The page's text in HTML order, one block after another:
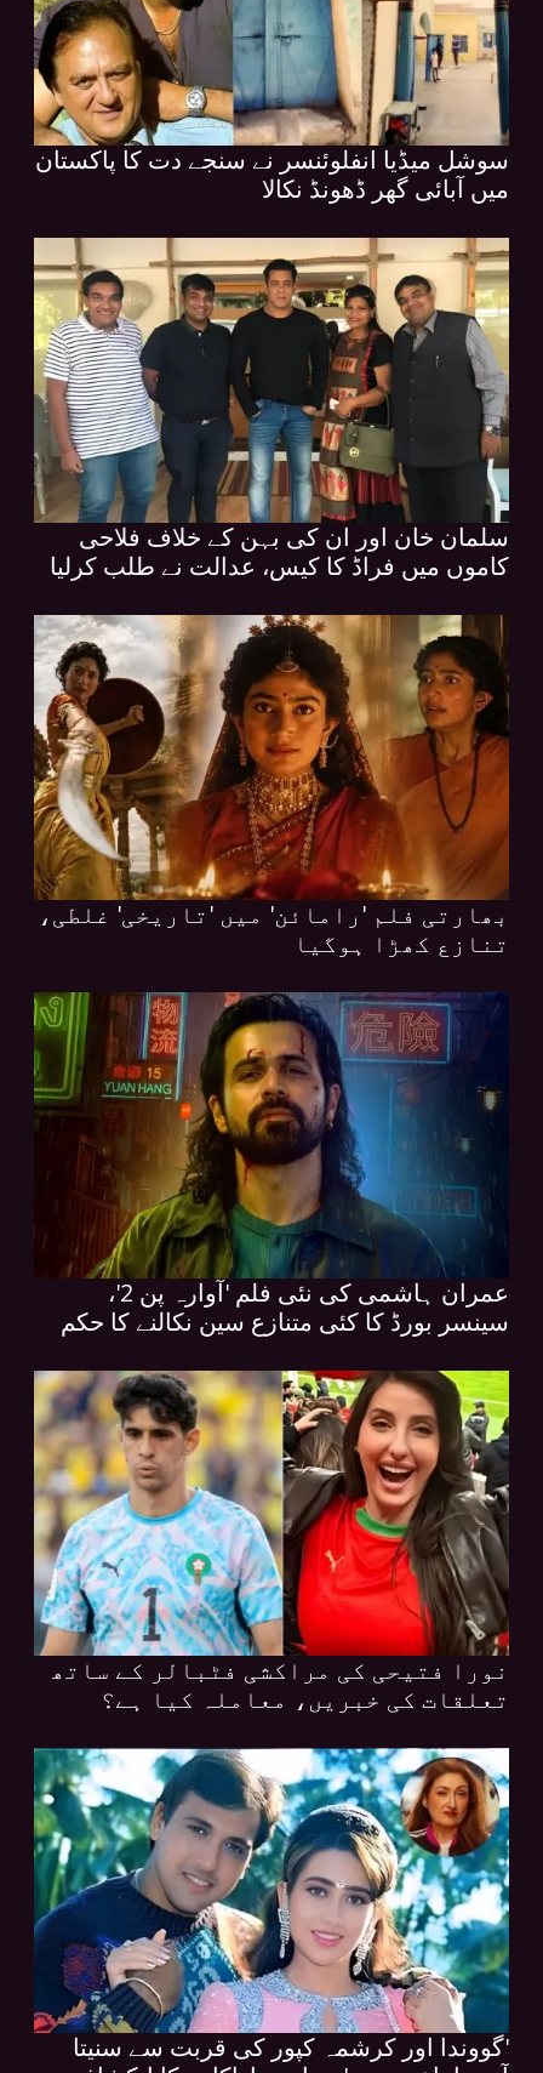
سوشل میڈیا انفلوئنسر نے سنجے دت کا پاکستان
میں آبائی گھر ڈھونڈ نکالا
سلمان خان اور ان کی بہن کے خلاف فلاحی
کاموں میں فراڈ کا کیس، عدالت نے طلب کرلیا
بھارتی فلم 'رامائن' میں 'تاریخی' غلطی،
تنازع کھڑا ہوگیا
عمران ہاشمی کی نئی فلم 'آوارہ پن 2'،
سینسر بورڈ کا کئی متنازع سین نکالنے کا حکم
نورا فتیحی کی مراکشی فٹبالر کے ساتھ
تعلقات کی خبریں، معاملہ کیا ہے؟
'گووندا اور کرشمہ کپور کی قربت سے سنیتا